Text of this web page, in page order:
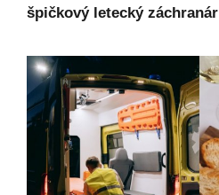
špičkový letecký záchranár